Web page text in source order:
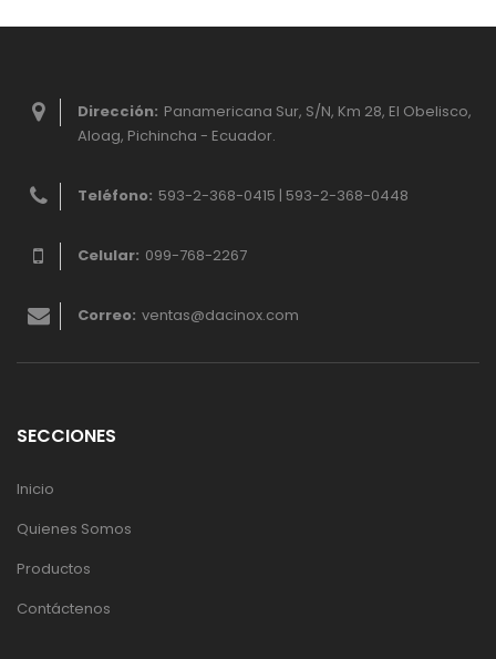
Dirección: Panamericana Sur, S/N, Km 28, El Obelisco,
Aloag, Pichincha - Ecuador.
Teléfono: 593-2-368-0415 | 593-2-368-0448
Celular: 099-768-2267
Correo: ventas@dacinox.com
SECCIONES
Inicio
Quienes Somos
Productos
Contáctenos